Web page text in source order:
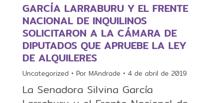
GARCÍA LARRABURU Y EL FRENTE
NACIONAL DE INQUILINOS
SOLICITARON A LA CÁMARA DE
DIPUTADOS QUE APRUEBE LA LEY
DE ALQUILERES
Uncategorized Por MAndrade 4 de abril de 2019
La Senadora Silvina García